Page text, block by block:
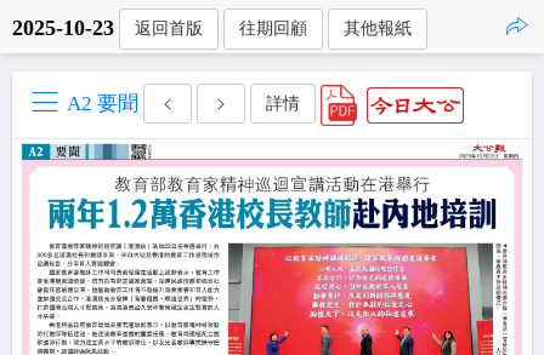
2025-10-23 返回首版 往期回顧 其他報紙
A2 要聞 詳情